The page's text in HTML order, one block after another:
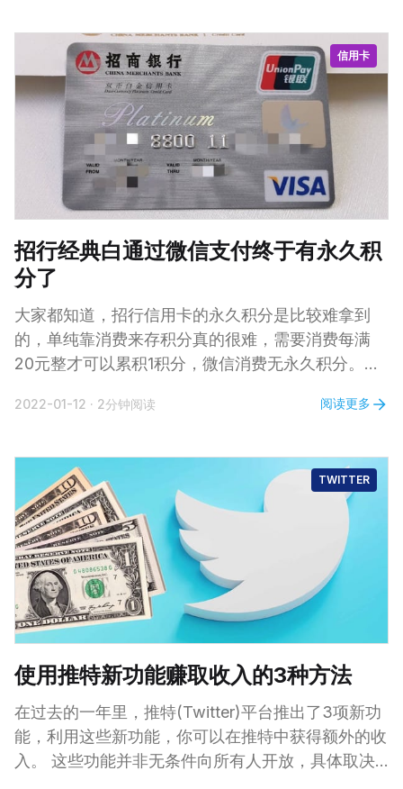
以用来替换您的常用电子邮件地址，并在超过一定期
限后自动过期。 虽然有许多在线服务可以帮您创建
临时电子邮件地址，但是，在本教程中，我将教您如
何使用 Python 创建自己的临时 Gmail 邮箱地址并使
用该地址接收电子邮件。 引入 Python 库 在这里我
们将仅使用 2 个 Python 库，即 re
信用卡
招行经典白通过微信支付终于有永久积
分了
大家都知道，招行信用卡的永久积分是比较难拿到
的，单纯靠消费来存积分真的很难，需要消费每满
20元整才可以累积1积分，微信消费无永久积分。线
消费有积分也是可以的，比如之前有活动报名后可以
永久积分！ 然而，终于，“新权益来了”——招行经
典白卡持卡人，微信消费可以获得永久积分！您需要
报名参加，每月最多可获得2000积分，每年最多累
计10000永久积分。 这对招商银行的经典白卡持卡人
来说确实是个好消息。毕竟支付宝限制消费的时候可
以考虑微信线上支付或者线下扫码支付！而且是永久
积分，也就是说生日10倍积分奖励也可以通过微信支
付获得了。 没有经典白的招行持卡人，微信消费也
积分，积分有效期为入账后一年内（非永久积分）。
注：
2022-01-12 · 2分钟阅读 阅读更多
TWITTER
使用推特新功能赚取收入的3种方法
在过去的一年里，推特(Twitter)平台推出了3项新功
能，利用这些新功能，你可以在推特中获得额外的收
入。 这些功能并非无条件向所有人开放，具体取决